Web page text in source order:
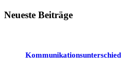
Neueste Beiträge